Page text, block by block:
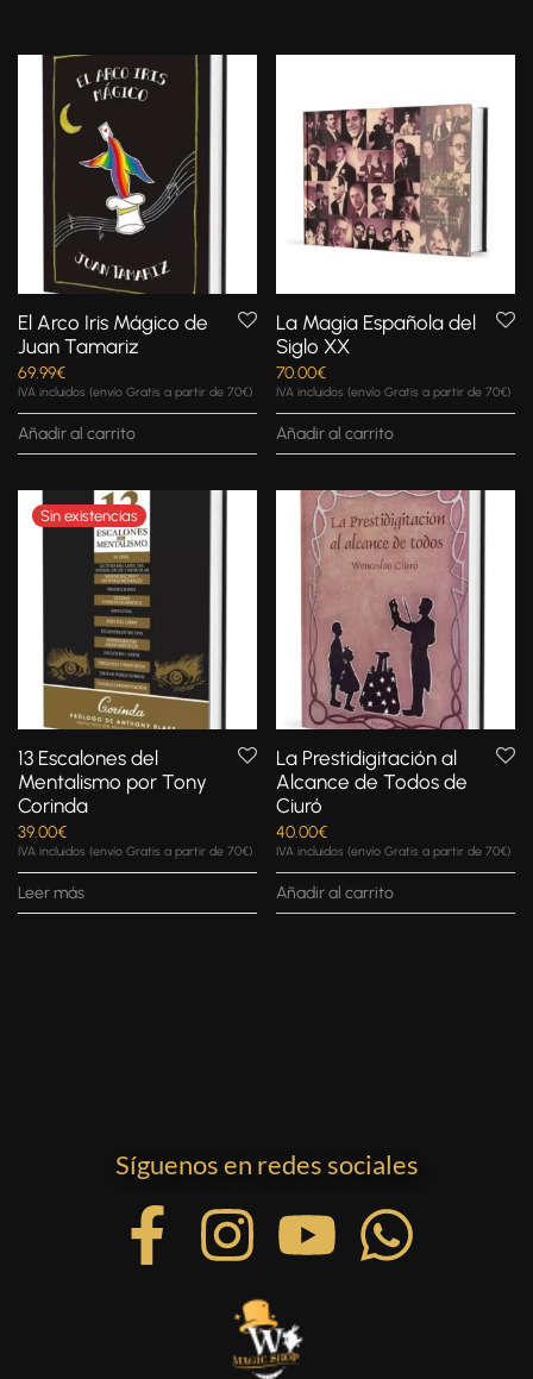
El Arco Iris Mágico de
Juan Tamariz
69.99€
IVA incluidos (envío Gratis a partir de 70€)
Añadir al carrito
La Magia Española del
Siglo XX
70.00€
IVA incluidos (envío Gratis a partir de 70€)
Añadir al carrito
13 Escalones del
Mentalismo por Tony
Corinda
39.00€
IVA incluidos (envío Gratis a partir de 70€)
Leer más
La Prestidigitación al
Alcance de Todos de
Ciuró
40.00€
IVA incluidos (envío Gratis a partir de 70€)
Añadir al carrito
Síguenos en redes sociales